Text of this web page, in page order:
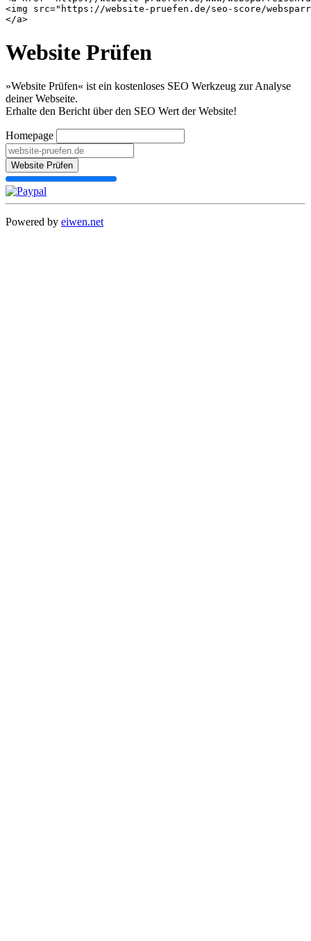
<img src="https://website-pruefen.de/seo-score/
Website Prüfen
»Website Prüfen« ist ein kostenloses SEO Werkzeug zur Analyse
deiner Webseite.
Erhalte den Bericht über den SEO Wert der Website!
Homepage
Website Prüfen
Powered by eiwen.net